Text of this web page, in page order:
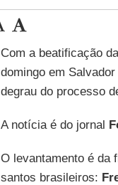
Com a beatificação
domingo em
degrau do processo
A notícia é do jornal
O levantamento é da
santos brasileiros: